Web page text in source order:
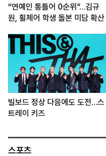
“연예인 통틀어 0순위”…김규
원, 휠체어 학생 돌본 미담 확산
빌보드 정상 다음에도 도전…스
트레이 키즈
스포츠